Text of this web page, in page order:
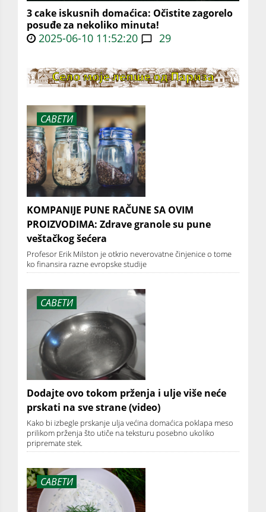
3 cake iskusnih domaćica: Očistite zagorelo
posuđe za nekoliko minuta!
2025-06-10 11:52:20 29
САВЕТИ
KOMPANIJE PUNE RAČUNE SA OVIM
PROIZVODIMA: Zdrave granole su pune
veštačkog šećera
Profesor Erik Milston je otkrio neverovatne činjenice o tome
ko finansira razne evropske studije
САВЕТИ
Dodajte ovo tokom prženja i ulje više neće
prskati na sve strane (video)
Kako bi izbegle prskanje ulja većina domaćica poklapa meso
prilikom prženja što utiče na teksturu posebno ukoliko
pripremate stek.
САВЕТИ